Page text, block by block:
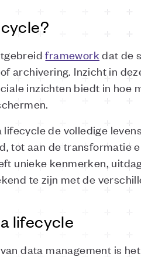
framework dat de
archivering. Inzicht in
inzichten biedt in hoe
lifecycle de volledige
tot aan de transformatie
unieke kenmerken,
te zijn met de
lifecycle
data management is